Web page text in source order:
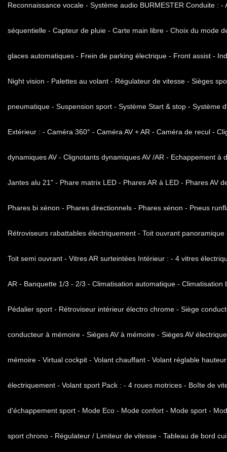
Reconnaissance vocale - Système audio BURMESTER Conduite :
séquentielle - Capteur de pluie - Carte main libre - Choix du mode
glaces automatiques - Frein de parking électrique - Front assist -
Night vision - Palettes au volant - Régulateur de vitesse - Sièges
pneumatique - Suspension sport - Système Start & stop - Système
Extérieur : - Caméra 360° - Caméra AV + AR - Caméra de recul -
dynamiques AV - Clignotants dynamiques AV /AR - Echappement
Jantes alu 21" - Phare matrix LED - Phares AR à LED - Phares AV
Phares bi xénon - Phares directionnels - Phares xénon - Pneus
Rétroviseurs rabattables électriquement - Toit ouvrant
Toit semi ouvrant - Vitres AR surteintées Intérieur : - 4 vitres
AR - Banquette 1/3 - 2/3 - Climatisation automatique -
Pédalier sport - Rétroviseur intérieur électro chrome - Siège
conducteur à mémoire - Sièges AV à mémoire - Sièges AV
mémoire - Virtual cockpit - Volant chauffant - Volant réglable
électriquement - Volant sport Pack : - 4 roues motrices - Boîte de
d'échappement sport - Mode Eco - Mode confort - Mode sport -
sport chrono - Régulateur / Limiteur de vitesse - Tableau de bord